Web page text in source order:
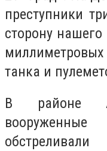
преступники
сторону
танка и
В районе